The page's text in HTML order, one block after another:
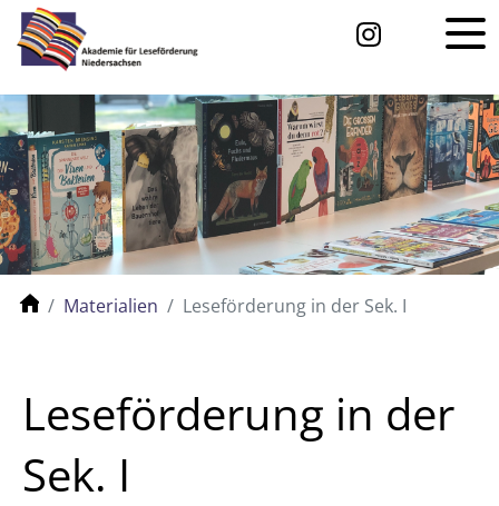
Materialien Leseförderung in der Sek. I
Leseförderung in der
Sek. I